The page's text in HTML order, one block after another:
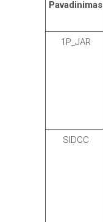
Pavadinimas
1P_JAR
SIDCC